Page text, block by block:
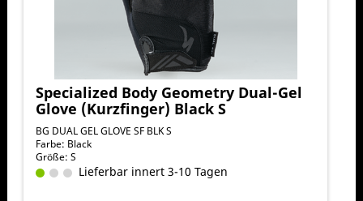
Specialized Body Geometry Dual-Gel
Glove (Kurzfinger) Black S
BG DUAL GEL GLOVE SF BLK S
Farbe: Black
Größe: S
Lieferbar innert 3-10 Tagen